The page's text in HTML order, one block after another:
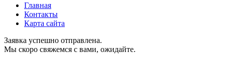
Главная
Контакты
Карта сайта
Заявка успешно отправлена.
Мы скоро свяжемся с вами, ожидайте.